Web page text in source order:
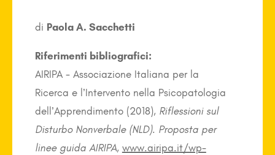
di Paola A. Sacchetti
Riferimenti bibliografici:
AIRIPA - Associazione Italiana per la
Ricerca e l’Intervento nella Psicopatologia
dell’Apprendimento (2018), Riflessioni sul
Disturbo Nonverbale (NLD). Proposta per
linee guida AIRIPA, www.airipa.it/wp-